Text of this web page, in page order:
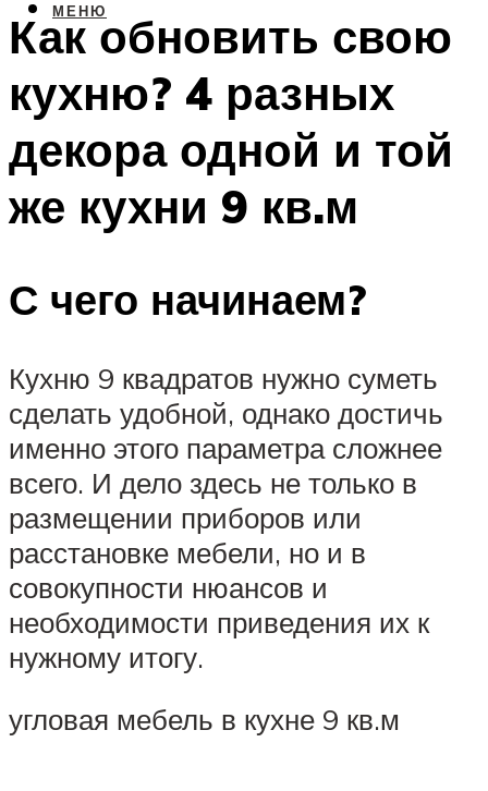
МЕНЮ
Как обновить свою
кухню? 4 разных
декора одной и той
же кухни 9 кв.м
С чего начинаем?
Кухню 9 квадратов нужно суметь
сделать удобной, однако достичь
именно этого параметра сложнее
всего. И дело здесь не только в
размещении приборов или
расстановке мебели, но и в
совокупности нюансов и
необходимости приведения их к
нужному итогу.
угловая мебель в кухне 9 кв.м